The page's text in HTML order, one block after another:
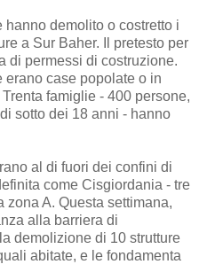
demolito o costretto i
a Sur Baher. Il pretesto per
di permessi di costruzione.
erano case popolate o in
famiglie - 400 persone,
sotto dei 18 anni - hanno
al di fuori dei confini di
come Cisgiordania - tre
A. Questa settimana,
alla barriera di
demolizione di 10 strutture
abitate, e le fondamenta